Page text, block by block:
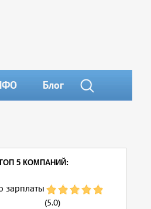
Блог
5 КОМПАНИЙ:
зарплаты
(5.0)